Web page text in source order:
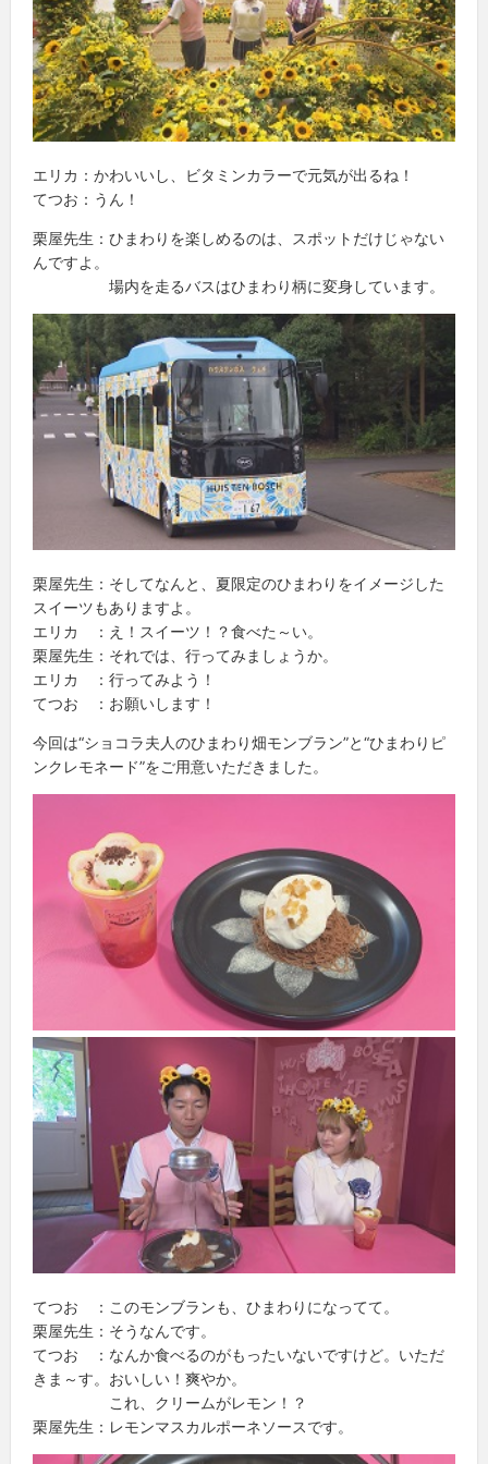
エリカ：かわいいし、ビタミンカラーで元気が出るね！
てつお：うん！
栗屋先生：ひまわりを楽しめるのは、スポットだけじゃない
んですよ。
場内を走るバスはひまわり柄に変身しています。
栗屋先生：そしてなんと、夏限定のひまわりをイメージした
スイーツもありますよ。
エリカ ：え！スイーツ！？食べた～い。
栗屋先生：それでは、行ってみましょうか。
エリカ ：行ってみよう！
てつお ：お願いします！
今回は“ショコラ夫人のひまわり畑モンブラン”と“ひまわりピ
ンクレモネード”をご用意いただきました。
てつお ：このモンブランも、ひまわりになってて。
栗屋先生：そうなんです。
てつお ：なんか食べるのがもったいないですけど。いただ
きま～す。おいしい！爽やか。
これ、クリームがレモン！？
栗屋先生：レモンマスカルポーネソースです。